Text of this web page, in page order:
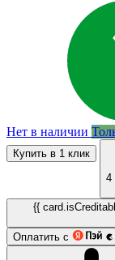
Нет в наличии
Купить в 1 клик
4
{{
Оплатить с